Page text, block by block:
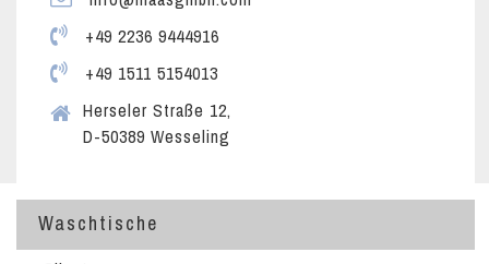
+49 2236 9444916
+49 1511 5154013
Herseler Straße 12,
D-50389 Wesseling
Waschtische